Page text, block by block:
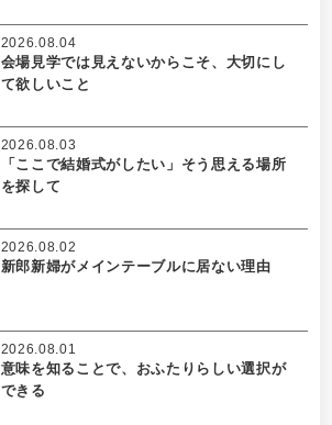
会場見学では見えないからこそ、大切にし
て欲しいこと
2026.08.04
「ここで結婚式がしたい」そう思える場所
を探して
2026.08.03
新郎新婦がメインテーブルに居ない理由
2026.08.02
意味を知ることで、おふたりらしい選択が
できる
2026.08.01